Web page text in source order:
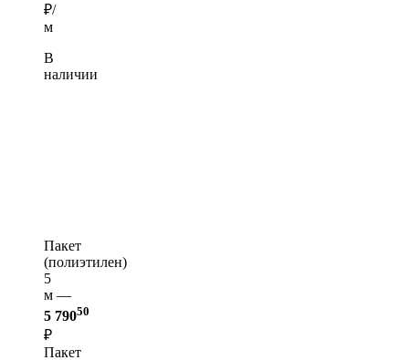
₽/
м
В
наличии
Пакет
(полиэтилен)
5
м —
5 79050
₽
Пакет